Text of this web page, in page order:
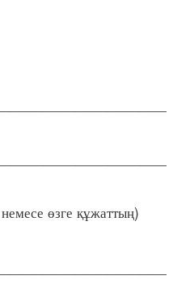
өзге құжаттың)